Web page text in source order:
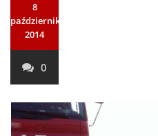
8
października
2014
0